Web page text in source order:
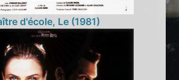
d'école, Le (1981)